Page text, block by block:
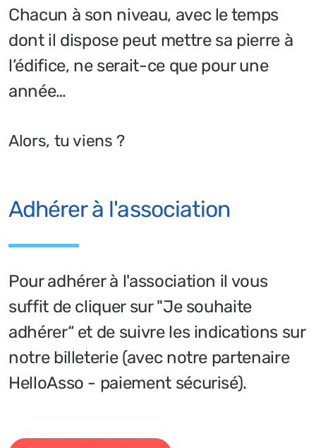
Chacun à son niveau, avec le temps
dont il dispose peut mettre sa pierre à
l’édifice, ne serait-ce que pour une
année…
Alors, tu viens ?
Adhérer à l'association